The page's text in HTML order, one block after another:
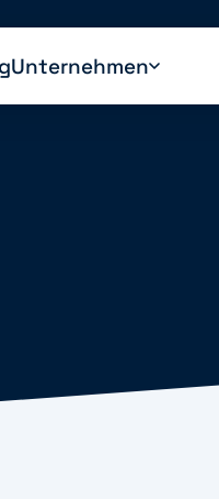
Unternehmen